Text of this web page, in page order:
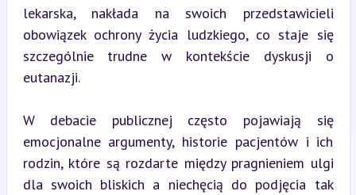
lekarska, nakłada na swoich przedstawicieli
obowiązek ochrony życia ludzkiego, co staje się
szczególnie trudne w kontekście dyskusji o
eutanazji.
W debacie publicznej często pojawiają się
emocjonalne argumenty, historie pacjentów i ich
rodzin, które są rozdarte między pragnieniem ulgi
dla swoich bliskich a niechęcią do podjęcia tak